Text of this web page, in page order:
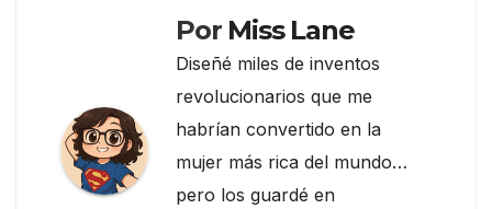
m tir
Por Miss Lane
Diseñé miles de inventos
revolucionarios que me
habrían convertido en la
mujer más rica del mundo…
pero los guardé en